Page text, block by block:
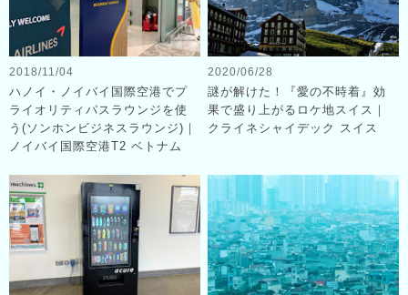
2018/11/04
ハノイ・ノイバイ国際空港でプ
ライオリティパスラウンジを使
う(ソンホンビジネスラウンジ)｜
ノイバイ国際空港T2 ベトナム
2020/06/28
謎が解けた！『愛の不時着』効
果で盛り上がるロケ地スイス｜
クライネシャイデック スイス